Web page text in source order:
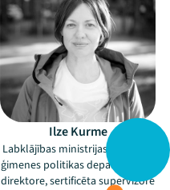
Ilze Kurme
Labklājības ministrijas Bērnu un
ģimenes politikas departamenta
direktore, sertificēta supervizore